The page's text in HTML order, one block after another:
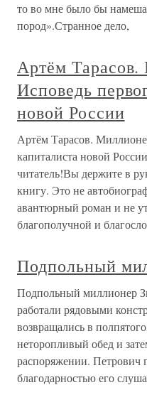
то во мне было бы
пород».Странное дело,
Артём
Исповедь
новой России
Артём Тарасов.
капиталиста новой
читатель!Вы держите в
книгу. Это не
авантюрный роман и не
благополучной и
Подпольный
Подпольный миллионер
работали рядовыми
возвращались в
неторопливый обед и
распоряжении. Петрович
благодарностью его